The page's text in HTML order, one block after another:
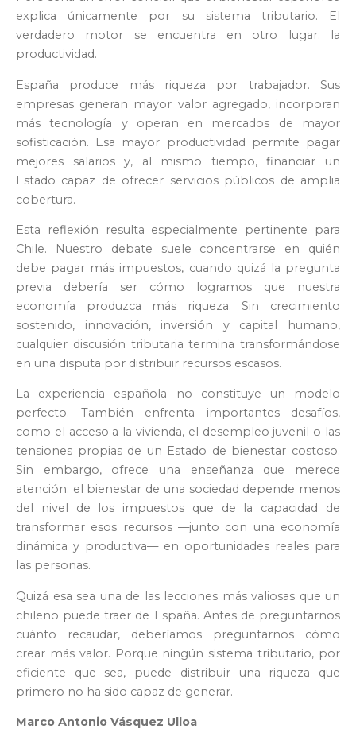
explica únicamente por su sistema tributario. El
verdadero motor se encuentra en otro lugar: la
productividad.
España produce más riqueza por trabajador. Sus
empresas generan mayor valor agregado, incorporan
más tecnología y operan en mercados de mayor
sofisticación. Esa mayor productividad permite pagar
mejores salarios y, al mismo tiempo, financiar un
Estado capaz de ofrecer servicios públicos de amplia
cobertura.
Esta reflexión resulta especialmente pertinente para
Chile. Nuestro debate suele concentrarse en quién
debe pagar más impuestos, cuando quizá la pregunta
previa debería ser cómo logramos que nuestra
economía produzca más riqueza. Sin crecimiento
sostenido, innovación, inversión y capital humano,
cualquier discusión tributaria termina transformándose
en una disputa por distribuir recursos escasos.
La experiencia española no constituye un modelo
perfecto. También enfrenta importantes desafíos,
como el acceso a la vivienda, el desempleo juvenil o las
tensiones propias de un Estado de bienestar costoso.
Sin embargo, ofrece una enseñanza que merece
atención: el bienestar de una sociedad depende menos
del nivel de los impuestos que de la capacidad de
transformar esos recursos —junto con una economía
dinámica y productiva— en oportunidades reales para
las personas.
Quizá esa sea una de las lecciones más valiosas que un
chileno puede traer de España. Antes de preguntarnos
cuánto recaudar, deberíamos preguntarnos cómo
crear más valor. Porque ningún sistema tributario, por
eficiente que sea, puede distribuir una riqueza que
primero no ha sido capaz de generar.
Marco Antonio Vásquez Ulloa